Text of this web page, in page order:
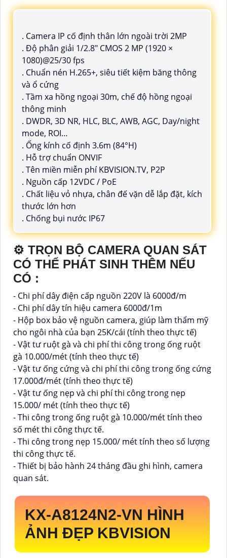
. Camera IP cố định thân lớn ngoài trời 2MP
. Độ phân giải 1/2.8" CMOS 2 MP (1920 ×
1080)@25/30 fps
. Chuẩn nén H.265+, siêu tiết kiệm băng thông
và ổ cứng
. Tầm xa hồng ngoại 30m, chế độ hồng ngoại
thông minh
. DWDR, 3D NR, HLC, BLC, AWB, AGC, Day/night
mode, ROI…
. Ống kính cố định 3.6m (84°H)
. Hỗ trợ chuẩn ONVIF
. Tên miền miễn phí KBVISION.TV, P2P
. Nguồn cấp 12VDC / PoE
. Chất liệu vỏ nhựa, chân đế vặn dễ lắp đặt, kích
thước lớn hơn
. Chống bụi nước IP67
⚙ TRỌN BỘ CAMERA QUAN SÁT
CÓ THỂ PHÁT SINH THÊM NẾU
CÓ :
- Chi phí dây điện cấp nguồn 220V là 6000đ/m
- Chi phí dây tín hiệu camera 6000đ/1m
- Hộp box bảo vệ nguồn camera, giúp làm thẩm mỹ
cho ngôi nhà của bạn 25K/cái (tính theo thực tế)
- Vật tư ruột gà và chi phí thi công trong ống ruột
gà 10.000/mét (tính theo thực tế)
- Vật tư ống cứng và chi phí thi công trong ống cứng
17.000đ/mét (tính theo thực tế)
- Vật tư ống nẹp và chi phí thi công trong nẹp
15.000/ mét (tính theo thực tế)
- Thi công trong ống ruột gà 10.000/mét tính theo
số mét thi công thực tế.
- Thi công trong nẹp 15.000/ mét tính theo số lượng
thi công thực tế.
- Thiết bị bảo hành 24 tháng đầu ghi hình, camera
quan sát.
KX-A8124N2-VN HÌNH
ẢNH ĐẸP KBVISION